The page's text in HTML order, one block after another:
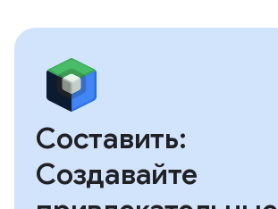
Составить:
Создавайте